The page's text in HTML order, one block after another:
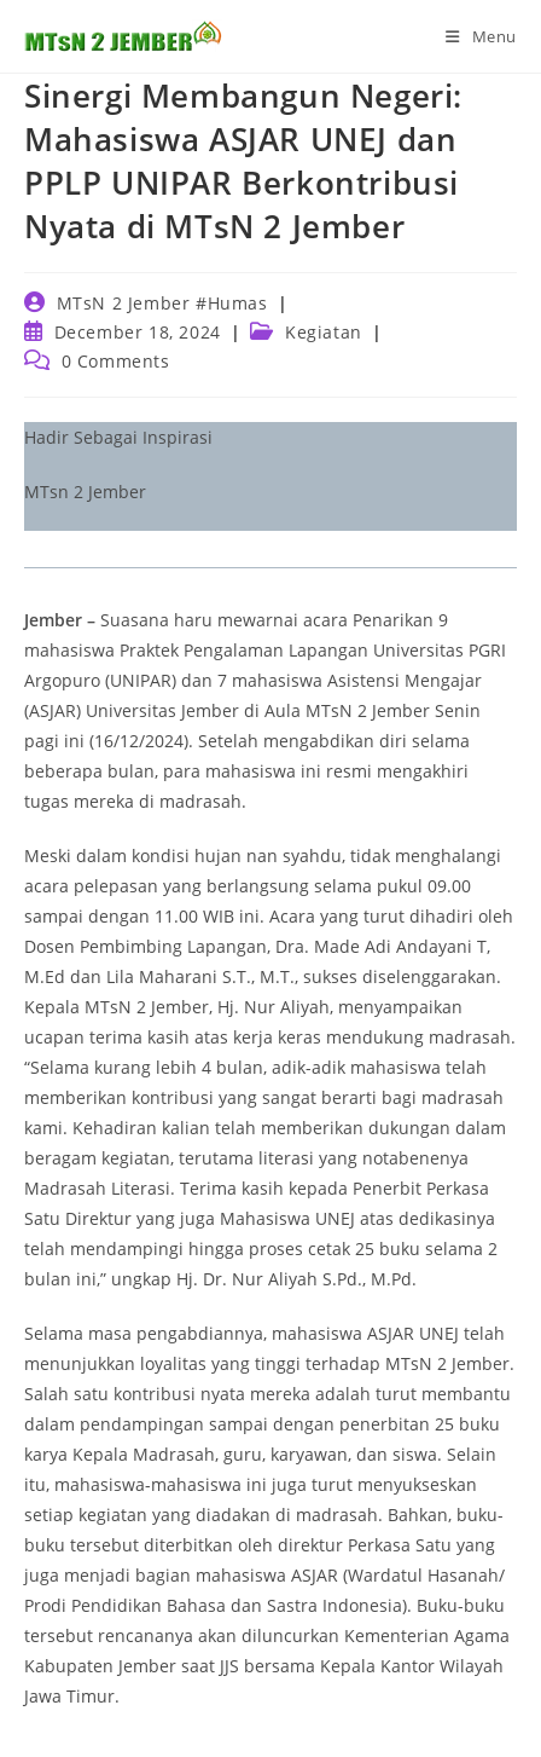
Menu
Sinergi Membangun Negeri:
Mahasiswa ASJAR UNEJ dan
PPLP UNIPAR Berkontribusi
Nyata di MTsN 2 Jember
Post
author:
MTsN 2 Jember #Humas
Post
published:
December 18, 2024
Post Kegiatan
Post 0 Comments
Hadir Sebagai Inspirasi
MTsn 2 Jember
Jember – Suasana haru mewarnai acara Penarikan 9
mahasiswa Praktek Pengalaman Lapangan Universitas PGRI
Argopuro (UNIPAR) dan 7 mahasiswa Asistensi Mengajar
(ASJAR) Universitas Jember di Aula MTsN 2 Jember Senin
pagi ini (16/12/2024). Setelah mengabdikan diri selama
beberapa bulan, para mahasiswa ini resmi mengakhiri
tugas mereka di madrasah.
Meski dalam kondisi hujan nan syahdu, tidak menghalangi
acara pelepasan yang berlangsung selama pukul 09.00
sampai dengan 11.00 WIB ini. Acara yang turut dihadiri oleh
Dosen Pembimbing Lapangan, Dra. Made Adi Andayani T,
M.Ed dan Lila Maharani S.T., M.T., sukses diselenggarakan.
Kepala MTsN 2 Jember, Hj. Nur Aliyah, menyampaikan
ucapan terima kasih atas kerja keras mendukung madrasah.
“Selama kurang lebih 4 bulan, adik-adik mahasiswa telah
memberikan kontribusi yang sangat berarti bagi madrasah
kami. Kehadiran kalian telah memberikan dukungan dalam
beragam kegiatan, terutama literasi yang notabenenya
Madrasah Literasi. Terima kasih kepada Penerbit Perkasa
Satu Direktur yang juga Mahasiswa UNEJ atas dedikasinya
telah mendampingi hingga proses cetak 25 buku selama 2
bulan ini,” ungkap Hj. Dr. Nur Aliyah S.Pd., M.Pd.
Selama masa pengabdiannya, mahasiswa ASJAR UNEJ telah
menunjukkan loyalitas yang tinggi terhadap MTsN 2 Jember.
Salah satu kontribusi nyata mereka adalah turut membantu
dalam pendampingan sampai dengan penerbitan 25 buku
karya Kepala Madrasah, guru, karyawan, dan siswa. Selain
itu, mahasiswa-mahasiswa ini juga turut menyukseskan
setiap kegiatan yang diadakan di madrasah. Bahkan, buku-
buku tersebut diterbitkan oleh direktur Perkasa Satu yang
juga menjadi bagian mahasiswa ASJAR (Wardatul Hasanah/
Prodi Pendidikan Bahasa dan Sastra Indonesia). Buku-buku
tersebut rencananya akan diluncurkan Kementerian Agama
Kabupaten Jember saat JJS bersama Kepala Kantor Wilayah
Jawa Timur.